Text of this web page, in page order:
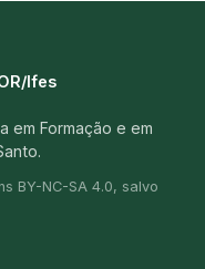
Ifes
em Formação e em
BY-NC-SA 4.0, salvo